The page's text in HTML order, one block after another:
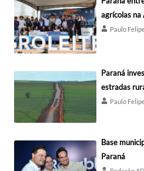
agrícolas
Paulo
Paraná
estradas
Paulo
Base
Paraná